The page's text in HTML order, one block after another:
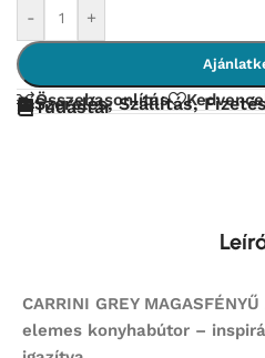
- +
Összehasonlítás
Szerelés, Szállítás,
Tudástár
CARRINI GREY MAGASFÉNYŰ
elemes konyhabútor –